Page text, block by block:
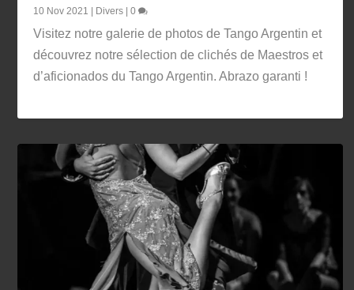
10 Nov 2021 | Divers |0
Visitez notre galerie de photos de Tango Argentin et
découvrez notre sélection de clichés de Maestros et
d’aficionados du Tango Argentin. Abrazo garanti !